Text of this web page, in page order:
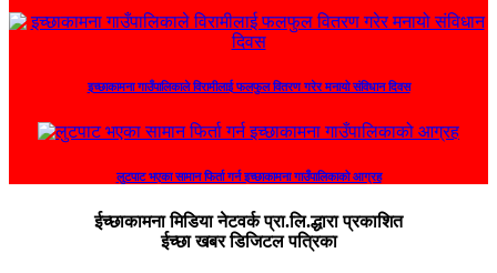
इच्छाकामना गाउँपालिकाले विरामीलाई फलफुल वितरण गरेर मनायो संविधान दिवस
लुटपाट भएका सामान फिर्ता गर्न इच्छाकामना गाउँपालिकाको आग्रह
ईच्छाकामना मिडिया नेटवर्क प्रा.लि.द्धारा प्रकाशित
ईच्छा खबर डिजिटल पत्रिका